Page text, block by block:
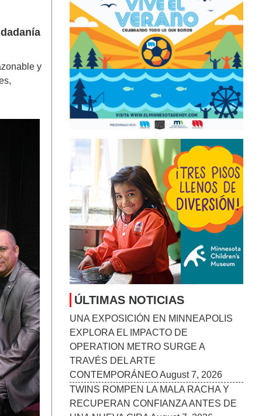
y
OPERATION METRO SURGE A
TRAVÉS DEL ARTE
CONTEMPORÁNEOAugust 7, 2026
TWINS ROMPEN LA MALA RACHA Y
RECUPERAN CONFIANZA ANTES DE
UNA NUEVA GIRAAugust 7, 2026
MINNESOTA DISFRUTA UN RESPIRO
DEL CALOR MIENTRAS SE MANTIENE
LA VIGILANCIA POR LLUVIAS Y
RICHARD ESQUIVEL: TRES DÉCADAS
ABRIENDO PUERTAS PARA LOS
PEQUEÑOS NEGOCIOS
August 7, 2026